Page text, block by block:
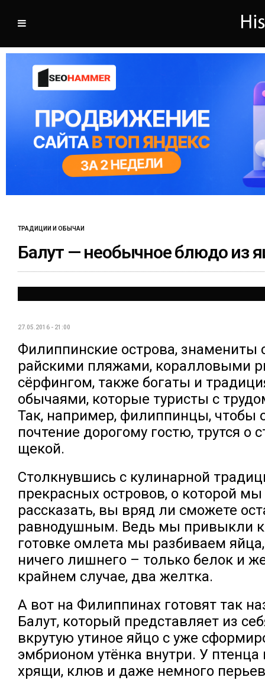
ТРАДИЦИИ И ОБЫЧАИ
Балут — необычное блюдо из
27.05.2016 - 21:00
Филиппинские острова, знамениты
райскими пляжами, коралловыми
сёрфингом, также богаты и
обычаями, которые туристы с
Так, например, филиппинцы, чтобы
почтение дорогому гостю, трутся о
щекой.
Столкнувшись с кулинарной
прекрасных островов, о которой
рассказать, вы вряд ли сможете
равнодушным. Ведь мы привыкли к
готовке омлета мы разбиваем
ничего лишнего – только белок и
крайнем случае, два желтка.
А вот на Филиппинах готовят так
Балут, который представляет из
вкрутую утиное яйцо с уже
эмбрионом утёнка внутри. У птенца
хрящи, клюв и даже немного